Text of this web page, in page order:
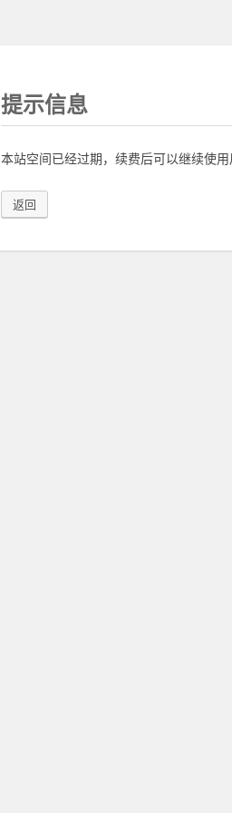
提示信息
本站空间已经过期，续费后可以继续使
返回